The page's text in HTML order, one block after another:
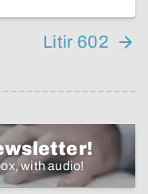
Litir 602
with audio!